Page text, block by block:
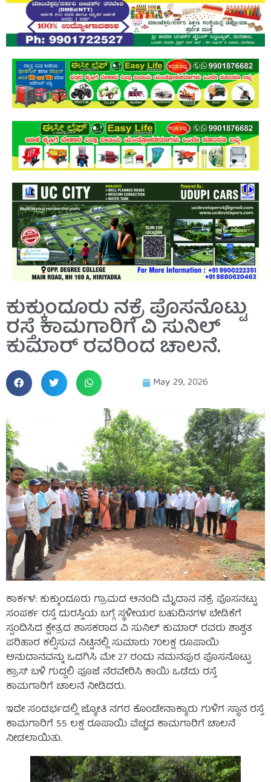
ಕುಕ್ಕುಂದೂರು ನಕ್ರೆ ಪೊಸನೊಟ್ಟು
ರಸ್ತೆ ಕಾಮಗಾರಿಗೆ ವಿ ಸುನಿಲ್‌
ಕುಮಾರ್‌ ರವರಿಂದ ಚಾಲನೆ.
May 29, 2026
ಕಾರ್ಕಳ: ಕುಕ್ಕುಂದೂರು ಗ್ರಾಮದ ಆನಂದಿ ಮೈದಾನ ನಕ್ರೆ ಪೊಸನಟ್ಟು
ಸಂಪರ್ಕ ರಸ್ತೆ ದುರಸ್ತಿಯ ಬಗ್ಗೆ ಸ್ಥಳೀಯರ ಬಹುದಿನಗಳ ಬೇಡಿಕೆಗೆ
ಸ್ಪಂದಿಸಿದ ಕ್ಷೇತ್ರದ ಶಾಸಕರಾದ ವಿ ಸುನಿಲ್ ಕುಮಾರ್ ರವರು ಶಾಶ್ವತ
ಪರಿಹಾರ ಕಲ್ಪಿಸುವ ನಿಟ್ಟಿನಲ್ಲಿ ಸುಮಾರು 70ಲಕ್ಷ ರೂಪಾಯಿ
ಅನುದಾನವನ್ನು ಒದಗಿಸಿ ಮೇ 27 ರಂದು ನಮನಪುರ ಪೊಸನೊಟ್ಟು
ಕ್ರಾಸ್ ಬಳಿ ಗುದ್ದಲಿ ಪೂಜೆ ನೆರವೇರಿಸಿ ಕಾಯಿ ಒಡೆದು ರಸ್ತೆ
ಕಾಮಗಾರಿಗೆ ಚಾಲನೆ ನೀಡಿದರು.
ಇದೇ ಸಂದರ್ಭದಲ್ಲಿ ಜ್ಯೋತಿ ನಗರ ಕೊಂಡೇನಾಕ್ಯಾರು ಗುಳಿಗ ಸ್ಥಾನ ರಸ್ತೆ
ಕಾಮಗಾರಿಗೆ 55 ಲಕ್ಷ ರೂಪಾಯಿ ವೆಚ್ಚದ ಕಾಮಗಾರಿಗೆ ಚಾಲನೆ
ನೀಡಲಾಯಿತು.